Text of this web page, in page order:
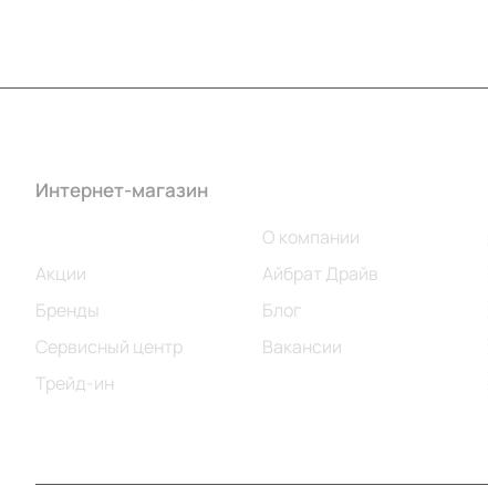
Интернет-магазин
Акции
Бренды
Сервисный центр
Трейд-ин
О компании
Айбрат Драйв
Блог
Вакансии